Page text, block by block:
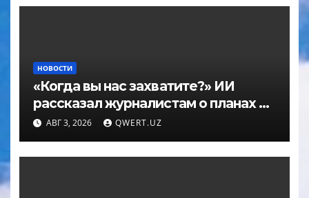
НОВОСТИ
«Когда вы нас захватите?» ИИ
рассказал журналистам о планах по
покорению мира в большом
интервью с ChatGPT
АВГ 3, 2026 QWERT.UZ